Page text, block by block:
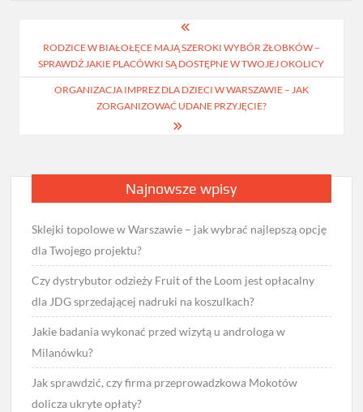
wpisu
RODZICE W BIAŁOŁĘCE MAJĄ SZEROKI WYBÓR ŻŁOBKÓW –
SPRAWDŹ JAKIE PLACÓWKI SĄ DOSTĘPNE W TWOJEJ OKOLICY
ORGANIZACJA IMPREZ DLA DZIECI W WARSZAWIE – JAK
ZORGANIZOWAĆ UDANE PRZYJĘCIE?
Najnowsze wpisy
Sklejki topolowe w Warszawie – jak wybrać najlepszą opcję
dla Twojego projektu?
Czy dystrybutor odzieży Fruit of the Loom jest opłacalny
dla JDG sprzedającej nadruki na koszulkach?
Jakie badania wykonać przed wizytą u androloga w
Milanówku?
Jak sprawdzić, czy firma przeprowadzkowa Mokotów
dolicza ukryte opłaty?